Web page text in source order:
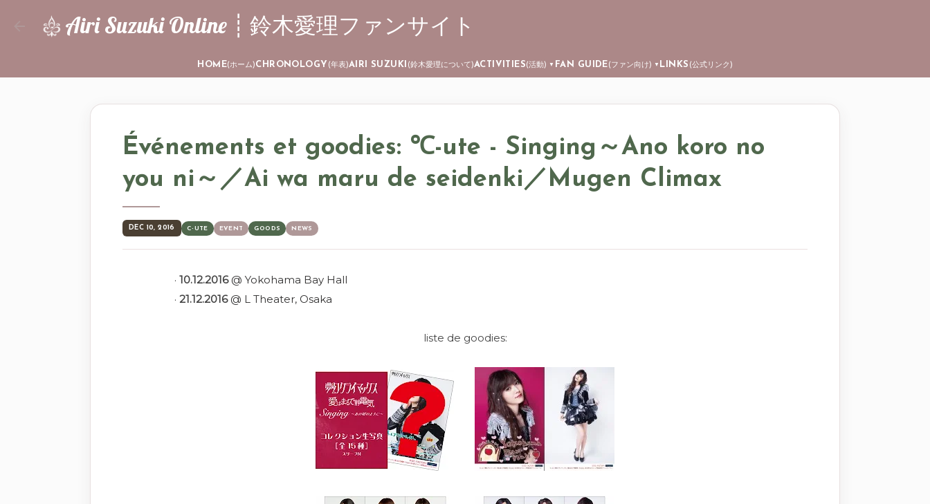
Skip to main content
Airi Suzuki Online ┊ 鈴木愛理ファンサイト
HOME(ホーム)CHRONOLOGY (年表)AIRI SUZUKI (鈴木愛理について)ACTIVITIES(活動) ▼ FAN GUIDE(ファン向け) ▼ LINKS (公式リンク)
Événements et goodies: ℃-ute - Singing～Ano koro no
you ni～／Ai wa maru de seidenki／Mugen Climax
DEC 10, 2016 C-UTE EVENT GOODS NEWS
· 10.12.2016@ Yokohama Bay Hall
· 21.12.2016 @ L Theater, Osaka
liste de goodies: